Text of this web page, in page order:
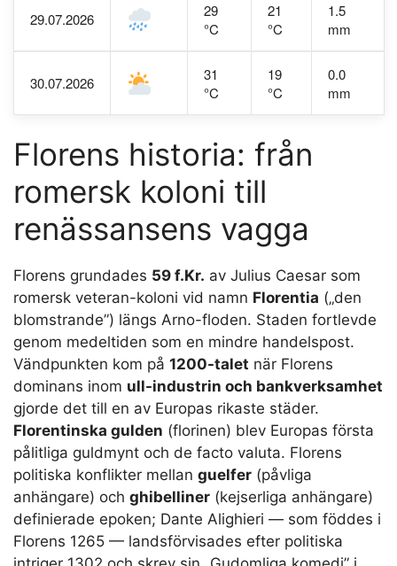
29.07.2026
29
°C
21
°C
1.5
mm
30.07.2026
31
°C
19
°C
0.0
mm
Florens historia: från
romersk koloni till
renässansens vagga
Florens grundades 59 f.Kr. av Julius Caesar som
romersk veteran-koloni vid namn Florentia („den
blomstrande”) längs Arno-floden. Staden fortlevde
genom medeltiden som en mindre handelspost.
Vändpunkten kom på 1200-talet när Florens
dominans inom ull-industrin och bankverksamhet
gjorde det till en av Europas rikaste städer.
Florentinska gulden (florinen) blev Europas första
pålitliga guldmynt och de facto valuta. Florens
politiska konflikter mellan guelfer (påvliga
anhängare) och ghibelliner (kejserliga anhängare)
definierade epoken; Dante Alighieri — som föddes i
Florens 1265 — landsförvisades efter politiska